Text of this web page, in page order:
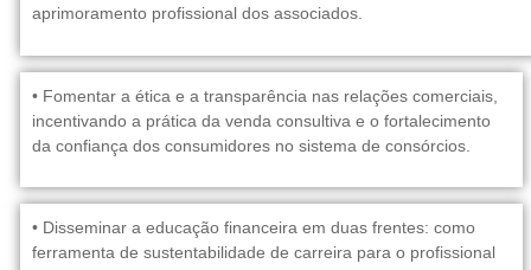
aprimoramento profissional dos associados.
• Fomentar a ética e a transparência nas relações comerciais,
incentivando a prática da venda consultiva e o fortalecimento
da confiança dos consumidores no sistema de consórcios.
• Disseminar a educação financeira em duas frentes: como
ferramenta de sustentabilidade de carreira para o profissional